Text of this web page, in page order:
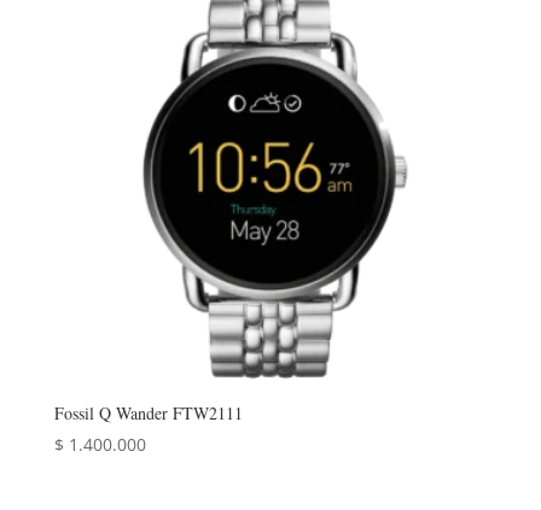
Fossil Q Wander FTW2111
$ 1.400.000